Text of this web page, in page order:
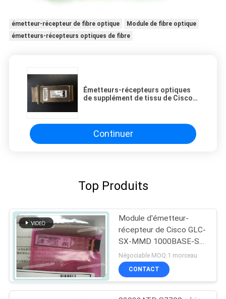
émetteur-récepteur de fibre optique
Module de fibre optique
émetteurs-récepteurs optiques de fibre
Émetteurs-récepteurs optiques
de supplément de tissu de Cisco
LX4
Continuer
Top Produits
Module d'émetteur-
récepteur de Cisco GLC-
SX-MMD 1000BASE-SX
SFP
Négociable MOQ:1 morceau
CONTACT